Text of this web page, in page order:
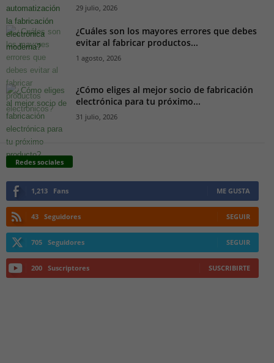
29 julio, 2026
¿Cuáles son los mayores errores que debes
evitar al fabricar productos...
1 agosto, 2026
¿Cómo eliges al mejor socio de fabricación
electrónica para tu próximo...
31 julio, 2026
Redes sociales
1,213 Fans ME GUSTA
43 Seguidores SEGUIR
705 Seguidores SEGUIR
200 Suscriptores SUSCRIBIRTE